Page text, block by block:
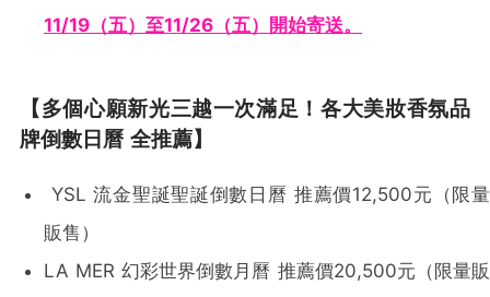
11/19（五）至11/26（五）開始寄送。
【多個心願新光三越一次滿足！各大美妝香氛品
牌倒數日曆 全推薦】
YSL 流金聖誕聖誕倒數日曆 推薦價12,500元（限量
販售）
LA MER 幻彩世界倒數月曆 推薦價20,500元（限量販